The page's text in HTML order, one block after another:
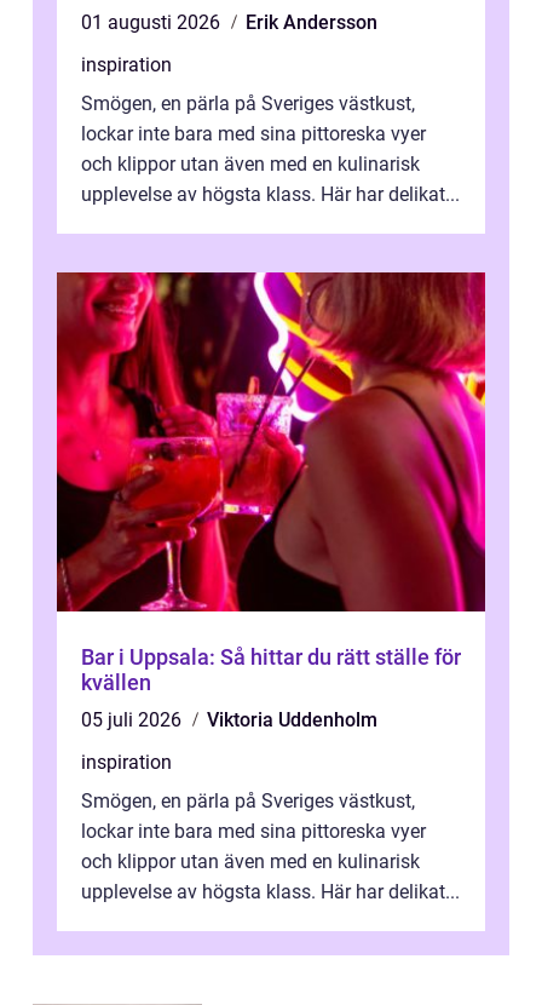
01 augusti 2026
Erik Andersson
inspiration
Smögen, en pärla på Sveriges västkust,
lockar inte bara med sina pittoreska vyer
och klippor utan även med en kulinarisk
upplevelse av högsta klass. Här har delikat...
Bar i Uppsala: Så hittar du rätt ställe för
kvällen
05 juli 2026
Viktoria Uddenholm
inspiration
Smögen, en pärla på Sveriges västkust,
lockar inte bara med sina pittoreska vyer
och klippor utan även med en kulinarisk
upplevelse av högsta klass. Här har delikat...